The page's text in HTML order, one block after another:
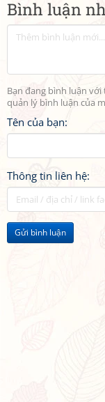
Bình luận
Bạn đang bình luận
quản lý bình luận của
Tên của bạn:
Thông tin liên hệ:
Gửi bình luận